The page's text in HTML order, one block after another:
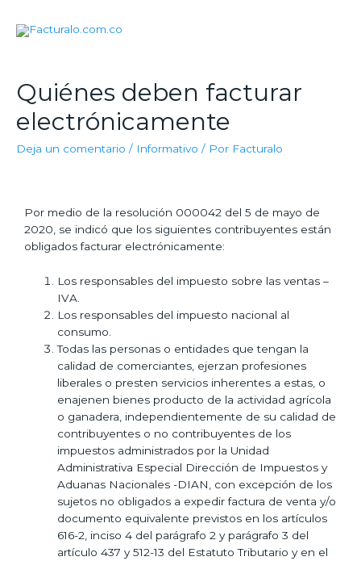
Quiénes deben facturar
electrónicamente
Deja un comentario / Informativo / Por Facturalo
Por medio de la resolución 000042 del 5 de mayo de
2020, se indicó que los siguientes contribuyentes están
obligados facturar electrónicamente:
Los responsables del impuesto sobre las ventas –
IVA.
Los responsables del impuesto nacional al
consumo.
Todas las personas o entidades que tengan la
calidad de comerciantes, ejerzan profesiones
liberales o presten servicios inherentes a estas, o
enajenen bienes producto de la actividad agrícola
o ganadera, independientemente de su calidad de
contribuyentes o no contribuyentes de los
impuestos administrados por la Unidad
Administrativa Especial Dirección de Impuestos y
Aduanas Nacionales -DIAN, con excepción de los
sujetos no obligados a expedir factura de venta y/o
documento equivalente previstos en los artículos
616-2, inciso 4 del parágrafo 2 y parágrafo 3 del
artículo 437 y 512-13 del Estatuto Tributario y en el